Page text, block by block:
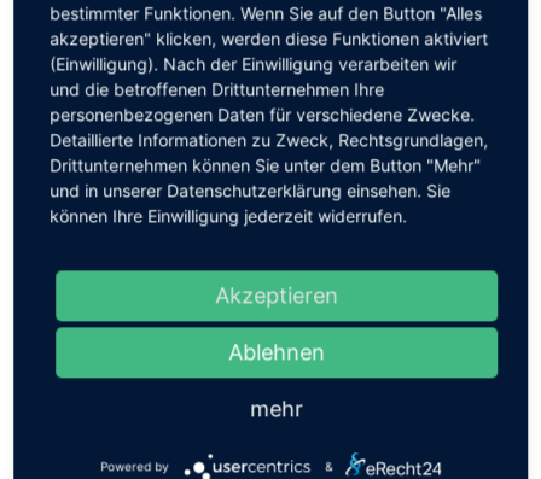
Vorherig
Pilzkundliche Spaziergänge im
August, September und Oktober
Nächstes
STADTRADELN 2024:
Klimaschutz durch
erfolgreich vorangetrieben
bestimmter Funktionen. Wenn Sie auf den Button "Alles
akzeptieren" klicken, werden diese Funktionen aktiviert
(Einwilligung). Nach der Einwilligung verarbeiten wir
und die betroffenen Drittunternehmen Ihre
personenbezogenen Daten für verschiedene Zwecke.
Detaillierte Informationen zu Zweck, Rechtsgrundlagen,
Drittunternehmen können Sie unter dem Button "Mehr"
und in unserer Datenschutzerklärung einsehen. Sie
können Ihre Einwilligung jederzeit widerrufen.
Akzeptieren
Ablehnen
mehr
Powered by &